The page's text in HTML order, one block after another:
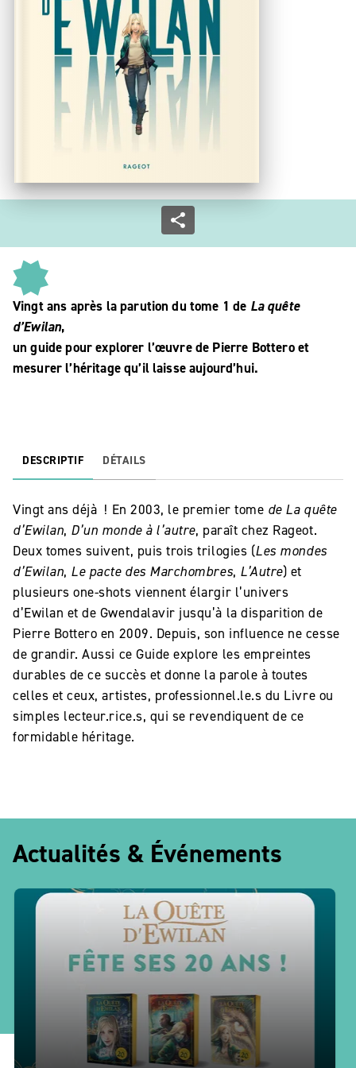
Vingt ans après la parution du tome 1 de La quête
d’Ewilan,
un guide pour explorer l’œuvre de Pierre Bottero et
mesurer l’héritage qu’il laisse aujourd’hui.
DESCRIPTIF DÉTAILS
Vingt ans déjà ! En 2003, le premier tome de La quête
d’Ewilan, D’un monde à l’autre, paraît chez Rageot.
Deux tomes suivent, puis trois trilogies (Les mondes
d’Ewilan, Le pacte des Marchombres, L’Autre) et
plusieurs one-shots viennent élargir l’univers
d’Ewilan et de Gwendalavir jusqu’à la disparition de
Pierre Bottero en 2009. Depuis, son influence ne cesse
de grandir. Aussi ce Guide explore les empreintes
durables de ce succès et donne la parole à toutes
celles et ceux, artistes, professionnel.le.s du Livre ou
simples lecteur.rice.s, qui se revendiquent de ce
formidable héritage.
Actualités & Événements